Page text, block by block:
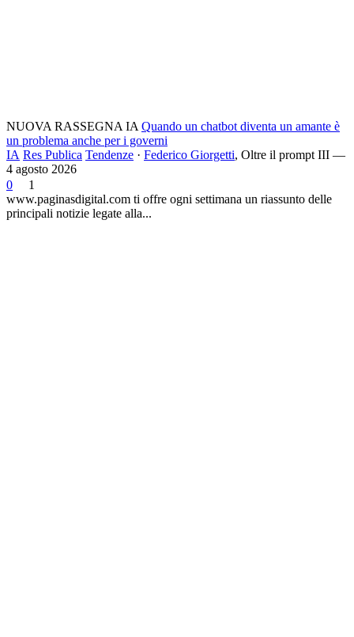
NUOVA RASSEGNA IA Quando un chatbot diventa un amante è
un problema anche per i governi
IA Res Publica Tendenze · Federico Giorgetti, Oltre il prompt III —
4 agosto 2026
0
1
www.paginasdigital.com ti offre ogni settimana un riassunto delle
principali notizie legate alla...